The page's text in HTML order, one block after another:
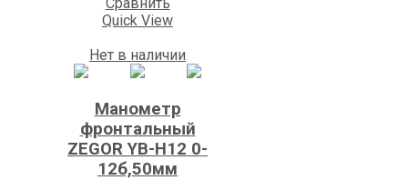
Quick View
Нет в наличии
Манометр
фронтальный
ZEGOR YB-H12 0-
12б,50мм